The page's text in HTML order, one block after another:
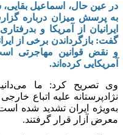
در عین حال، اسماعیل
به پرسش میزان درباره
ایرانیان از آمریکا و
گفت: بازگرداندن برخی از
و نقض قوانین مهاجرتی
آمریکایی کرده‌اند.
وی تصریح کرد: ما
نژادپرستانه علیه اتباع
به‌ویژه ایران تشدید شده
معرض آزار قرار گرفتند.